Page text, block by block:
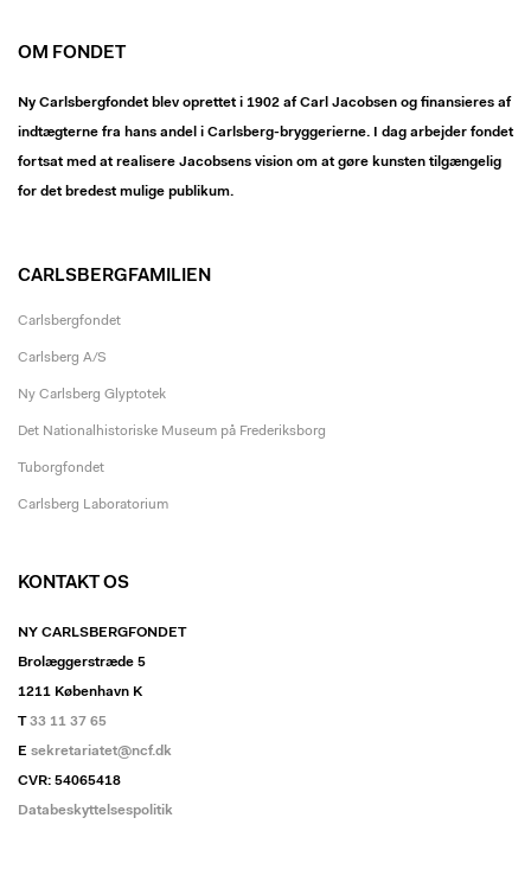
OM FONDET
Ny Carlsbergfondet blev oprettet i 1902 af Carl Jacobsen og finansieres af
indtægterne fra hans andel i Carlsberg-bryggerierne. I dag arbejder fondet
fortsat med at realisere Jacobsens vision om at gøre kunsten tilgængelig
for det bredest mulige publikum.
CARLSBERGFAMILIEN
Carlsbergfondet
Carlsberg A/S
Ny Carlsberg Glyptotek
Det Nationalhistoriske Museum på Frederiksborg
Tuborgfondet
Carlsberg Laboratorium
KONTAKT OS
NY CARLSBERGFONDET
Brolæggerstræde 5
1211 København K
T33 11 37 65
E sekretariatet@ncf.dk
CVR: 54065418
Databeskyttelsespolitik